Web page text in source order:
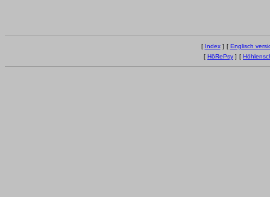
[ Index] [ Englisch
[ HöRePsy ] [